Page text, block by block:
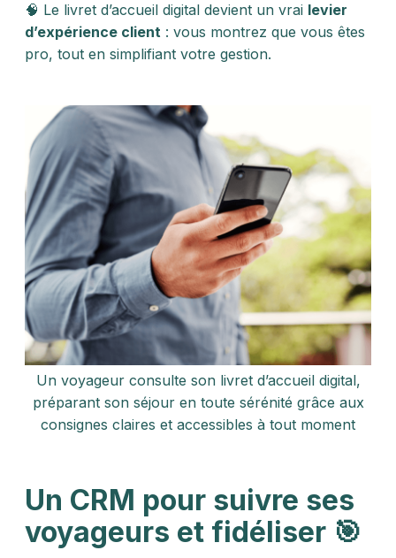
🧠 Le livret d’accueil digital devient un vrai levier
d’expérience client : vous montrez que vous êtes
pro, tout en simplifiant votre gestion.
Un voyageur consulte son livret d’accueil digital,
préparant son séjour en toute sérénité grâce aux
consignes claires et accessibles à tout moment
Un CRM pour suivre ses
voyageurs et fidéliser 🎯